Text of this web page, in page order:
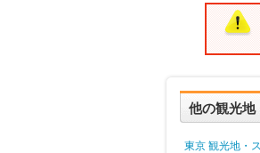
他の観光地
東京 観光地・